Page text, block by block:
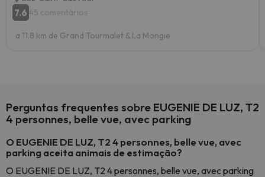
7.6 45 comentários
a 11.8 km de Grand Tourmalet & La Mongie
Perguntas frequentes sobre EUGENIE DE LUZ, T2
4 personnes, belle vue, avec parking
O EUGENIE DE LUZ, T2 4 personnes, belle vue, avec
parking aceita animais de estimação?
O EUGENIE DE LUZ, T2 4 personnes, belle vue, avec parking